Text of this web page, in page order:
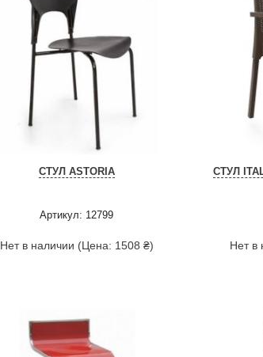
СТУЛ ASTORIA
Артикул: 12799
Нет в наличии (Цена: 1508 ₴)
СТУЛ
Нет в